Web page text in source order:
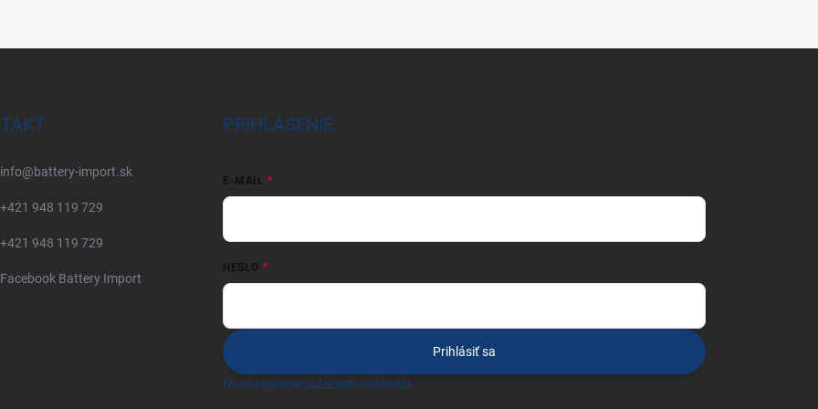
info@battery-import.sk
+421 948 119 729
+421 948 119 729
Facebook Battery Import
PRIHLÁSENIE
E-MAIL
HESLO
Prihlásiť sa
Nová registráciaZabudnuté heslo